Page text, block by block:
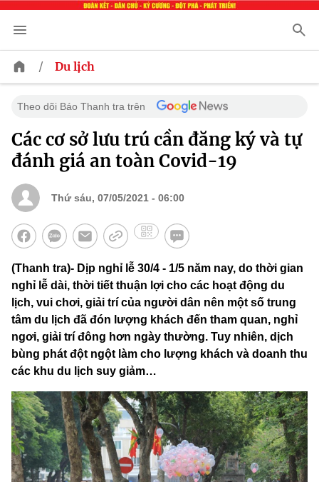
/ Du lịch
Theo dõi Báo Thanh tra trên
Các cơ sở lưu trú cần đăng ký và tự
đánh giá an toàn Covid-19
Thứ sáu, 07/05/2021 - 06:00
(Thanh tra)- Dịp nghỉ lễ 30/4 - 1/5 năm nay, do thời gian
nghỉ lễ dài, thời tiết thuận lợi cho các hoạt động du
lịch, vui chơi, giải trí của người dân nên một số trung
tâm du lịch đã đón lượng khách đến tham quan, nghỉ
ngơi, giải trí đông hơn ngày thường. Tuy nhiên, dịch
bùng phát đột ngột làm cho lượng khách và doanh thu
các khu du lịch suy giảm…